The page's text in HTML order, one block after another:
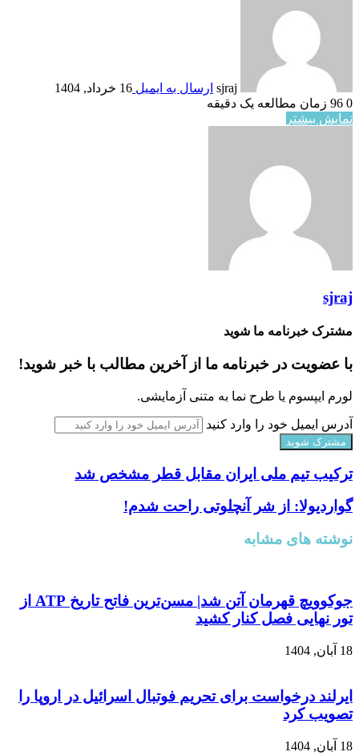
sjraj ارسال به ایمیل 16 خرداد, 1404
0
زمان مطالعه یک دقیقه
نمایش بیشتر
sjraj
مشترک خبرنامه ما شوید
با عضویت در خبرنامه ما از آخرین مطالب با خبر شوید!
لورم ایپسوم یا طرح‌ نما به متنی آزمایشی.
آدرس ایمیل خود را وارد کنید
ترکیب تیم ملی ایران مقابل قطر مشخص شد
گواردیولا: از شر آنچلوتی راحت شدم!
نوشته های مشابه
جوکوویچ قهرمان آتن شد| مسن‌ترین فاتح تاریخ ATP از
تور نهایی فصل کنار کشید
18 آبان, 1404
ایرلند درخواست برای تحریم فوتبال اسرائیل در اروپا را
تصویب کرد
18 آبان, 1404